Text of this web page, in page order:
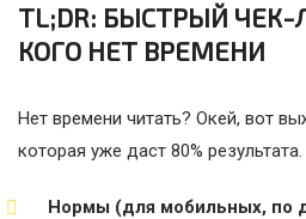
TL;DR: БЫСТРЫЙ ЧЕК-
КОГО НЕТ ВРЕМЕНИ
Нет времени читать? Окей, вот
которая уже даст 80% результата.
Нормы (для мобильных, по